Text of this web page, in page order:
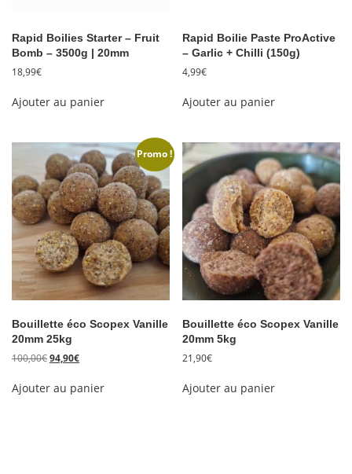
Rapid Boilies Starter – Fruit
Bomb – 3500g | 20mm
18,99€
Ajouter au panier
Rapid Boilie Paste ProActive
– Garlic + Chilli (150g)
4,99€
Ajouter au panier
Promo !
Bouillette éco Scopex Vanille
20mm 25kg
100,00€Le
était :
94,90€Le
actuel
est :
Ajouter au panier
Bouillette éco Scopex Vanille
20mm 5kg
21,90€
Ajouter au panier